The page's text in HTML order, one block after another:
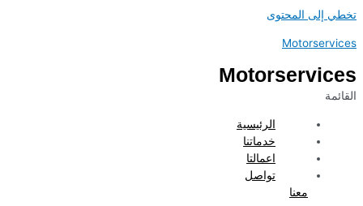
تخطي إلى المحتوى
Motorservices
Motorservices
القائمة
الرئيسية
خدماتنا
اعمالتا
تواصل
معنا